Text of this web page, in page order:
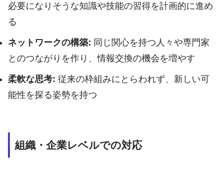
必要になりそうな知識や技能の習得を計画的に進め
る
ネットワークの構築: 同じ関心を持つ人々や専門家
とのつながりを作り、情報交換の機会を増やす
柔軟な思考: 従来の枠組みにとらわれず、新しい可
能性を探る姿勢を持つ
組織・企業レベルでの対応